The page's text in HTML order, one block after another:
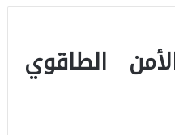
الطاقوي